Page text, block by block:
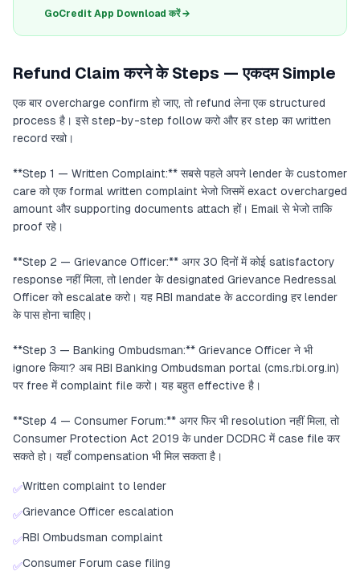
GoCredit App Download करें →
Refund Claim करने के Steps — एकदम Simple
एक बार overcharge confirm हो जाए, तो refund लेना एक structured
process है। इसे step-by-step follow करो और हर step का written
record रखो।
**Step 1 — Written Complaint:** सबसे पहले अपने lender के customer
care को एक formal written complaint भेजो जिसमें exact overcharged
amount और supporting documents attach हों। Email से भेजो ताकि
proof रहे।
**Step 2 — Grievance Officer:** अगर 30 दिनों में कोई satisfactory
response नहीं मिला, तो lender के designated Grievance Redressal
Officer को escalate करो। यह RBI mandate के according हर lender
के पास होना चाहिए।
**Step 3 — Banking Ombudsman:** Grievance Officer ने भी
ignore किया? अब RBI Banking Ombudsman portal (cms.rbi.org.in)
पर free में complaint file करो। यह बहुत effective है।
**Step 4 — Consumer Forum:** अगर फिर भी resolution नहीं मिला, तो
Consumer Protection Act 2019 के under DCDRC में case file कर
सकते हो। यहाँ compensation भी मिल सकता है।
✅Written complaint to lender
✅Grievance Officer escalation
✅RBI Ombudsman complaint
✅Consumer Forum case filing